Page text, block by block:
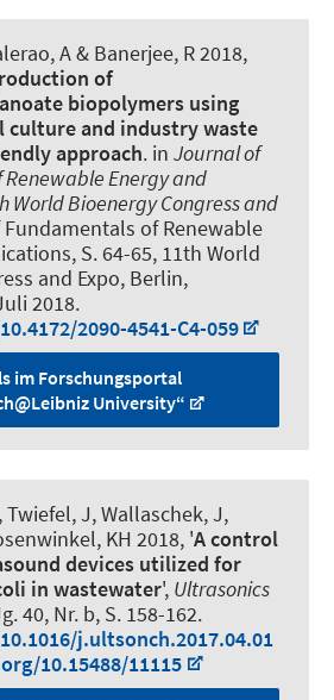
A & Banerjee, R 2018,
of
biopolymers using
culture and industry waste
approach. in Journal of
Energy and
World Bioenergy Congress and
of Renewable
S. 64-65, 11th World
and Expo, Berlin,
2018.
2090-4541-C4-059
im Forschungsportal
University“
J, Wallaschek, J,
KH 2018, 'A control
devices utilized for
in wastewater', Ultrasonics
40, Nr. b, S. 158-162.
j.ultsonch.2017.04.01
10.15488/11115